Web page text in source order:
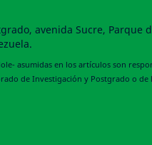
avenida Sucre,
asumidas en los artículos son
de Investigación y Postgrado o